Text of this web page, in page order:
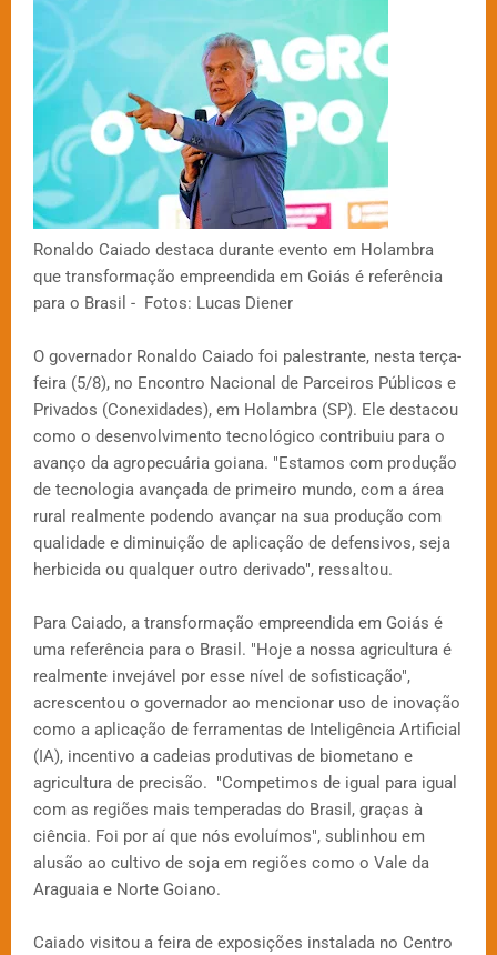
Ronaldo Caiado destaca durante evento em Holambra
que transformação empreendida em Goiás é referência
para o Brasil - Fotos: Lucas Diener
O governador Ronaldo Caiado foi palestrante, nesta terça-
feira (5/8), no Encontro Nacional de Parceiros Públicos e
Privados (Conexidades), em Holambra (SP). Ele destacou
como o desenvolvimento tecnológico contribuiu para o
avanço da agropecuária goiana. "Estamos com produção
de tecnologia avançada de primeiro mundo, com a área
rural realmente podendo avançar na sua produção com
qualidade e diminuição de aplicação de defensivos, seja
herbicida ou qualquer outro derivado", ressaltou.
Para Caiado, a transformação empreendida em Goiás é
uma referência para o Brasil. "Hoje a nossa agricultura é
realmente invejável por esse nível de sofisticação",
acrescentou o governador ao mencionar uso de inovação
como a aplicação de ferramentas de Inteligência Artificial
(IA), incentivo a cadeias produtivas de biometano e
agricultura de precisão. "Competimos de igual para igual
com as regiões mais temperadas do Brasil, graças à
ciência. Foi por aí que nós evoluímos", sublinhou em
alusão ao cultivo de soja em regiões como o Vale da
Araguaia e Norte Goiano.
Caiado visitou a feira de exposições instalada no Centro